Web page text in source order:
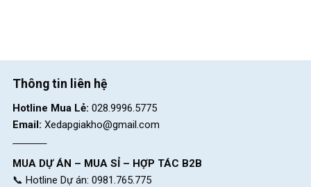
Để mang lại cảm giác thoải mái nhất cho trẻ, Xe Đạp Trẻ Em
Xaming XM06 18 Inch đã lắp đặt yên xe được lớp nệm dày bên
dưới, có độ đàn hồi tốt. Bé sẽ có thể êm ái đi qua những đoạn
đường gồ ghề mà không bị ê ẩm.
Thông tin liên hệ
Hotline Mua Lẻ: 028.9996.5775
Email: Xedapgiakho@gmail.com
MUA DỰ ÁN – MUA SỈ – HỢP TÁC B2B
📞 Hotline Dự án: 0981.765.775